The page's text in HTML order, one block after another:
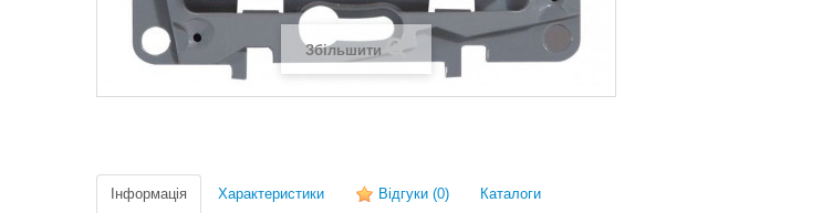
Збільшити
Інформація Характеристики Відгуки (0) Каталоги